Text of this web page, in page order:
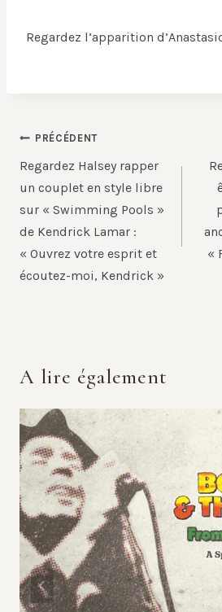
Regardez l’apparition
Navigation
de
l’article
PRÉCÉDENT
Regardez Halsey rapper
un couplet en style libre
sur « Swimming Pools »
de Kendrick Lamar :
« Ouvrez votre esprit et
écoutez-moi, Kendrick »
«
A lire également